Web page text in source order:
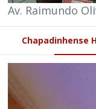
Av. Raimundo
Chapadinhense